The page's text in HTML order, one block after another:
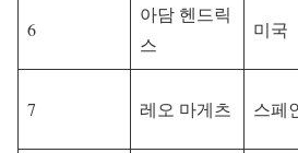
6
아담 헨드릭
스
미국
7 레오 마게츠 스페